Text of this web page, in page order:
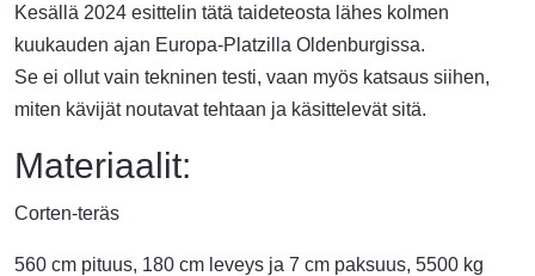
Kesällä 2024 esittelin tätä taideteosta lähes kolmen
kuukauden ajan Europa-Platzilla Oldenburgissa.
Se ei ollut vain tekninen testi, vaan myös katsaus siihen,
miten kävijät noutavat tehtaan ja käsittelevät sitä.
Materiaalit:
Corten-teräs
560 cm pituus, 180 cm leveys ja 7 cm paksuus, 5500 kg